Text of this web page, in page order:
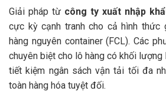
Giải pháp từ công ty xuất nhập
cực kỳ cạnh tranh cho cả hình thức
hàng nguyên container (FCL). Các
chuyên biệt cho lô hàng có khối lượng
tiết kiệm ngân sách vận tải tối đa
toàn hàng hóa tuyệt đối.